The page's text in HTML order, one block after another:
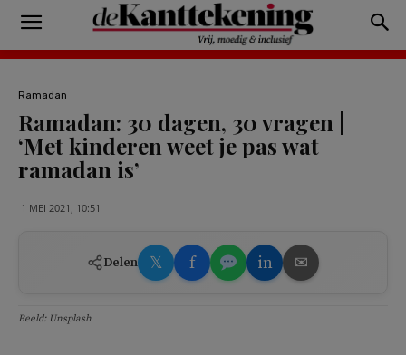
Ramadan
Ramadan: 30 dagen, 30 vragen |
‘Met kinderen weet je pas wat
ramadan is’
1 MEI 2021, 10:51
Delen 𝕏 f in ✉
Beeld: Unsplash